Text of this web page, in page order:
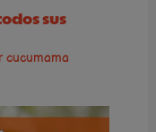
sus
cucumama